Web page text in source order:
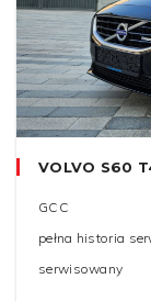
VOLVO S60
GCC
pełna historia
serwisowany